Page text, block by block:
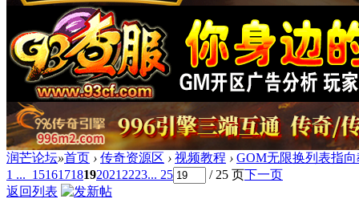
润芒论坛»首页 › 传奇资源区 › 视频教程 › GOM无限换列表指
1 ... 15161718192021 2223... 25 / 25 页下一页
返回列表